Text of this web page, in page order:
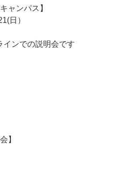
ャンパス】
日）
インでの説明会です
】